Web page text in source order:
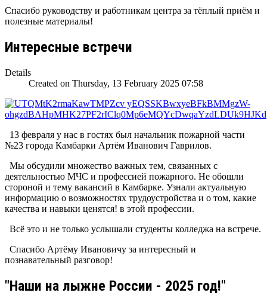
Спасибо руководству и работникам центра за тёплый приём и
полезные материалы!
Интересные встречи
Details
Created on Thursday, 13 February 2025 07:58
13 февраля у нас в гостях был начальник пожарной части
№23 города Камбарки Артём Иванович Гаврилов.
Мы обсудили множество важных тем, связанных с
деятельностью МЧС и профессией пожарного. Не обошли
стороной и тему вакансий в Камбарке. Узнали актуальную
информацию о возможностях трудоустройства и о том, какие
качества и навыки ценятся! в этой профессии.
Всё это и не только услышали студенты колледжа на встрече.
Спасибо Артёму Ивановичу за интересный и
познавательный разговор!
"Наши на лыжне России - 2025 год!"